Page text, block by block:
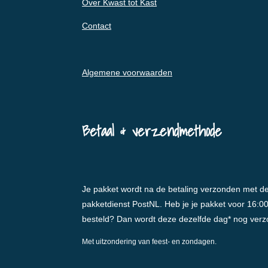
Over Kwast tot Kast
Contact
Algemene voorwaarden
Betaal & verzendmethode
Je pakket wordt na de betaling verzonden met
pakketdienst PostNL. Heb je je pakket voor 16:00
besteld? Dan wordt deze dezelfde dag* nog
Met uitzondering van feest- en zondagen.